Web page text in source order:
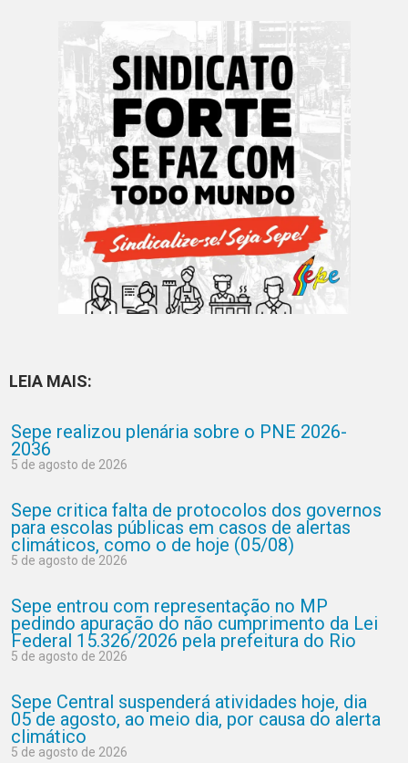
LEIA MAIS:
Sepe realizou plenária sobre o PNE 2026-
2036
5 de agosto de 2026
Sepe critica falta de protocolos dos governos
para escolas públicas em casos de alertas
climáticos, como o de hoje (05/08)
5 de agosto de 2026
Sepe entrou com representação no MP
pedindo apuração do não cumprimento da Lei
Federal 15.326/2026 pela prefeitura do Rio
5 de agosto de 2026
Sepe Central suspenderá atividades hoje, dia
05 de agosto, ao meio dia, por causa do alerta
climático
5 de agosto de 2026